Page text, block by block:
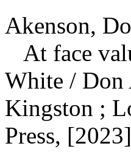
Akenson,
At face
White /
Kingston ;
Press,